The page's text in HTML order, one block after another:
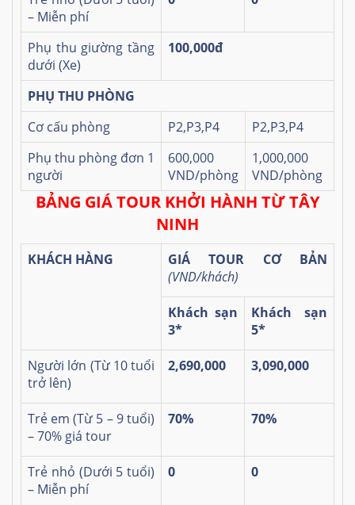
– Miễn phí
Phụ thu giường tầng
dưới (Xe)
100,000đ
PHỤ THU PHÒNG
Cơ cấu phòng
P2,P3,P4
P2,P3,P4
Phụ thu phòng đơn 1
người
600,000
VND/phòng
1,000,000
VND/phòng
BẢNG GIÁ TOUR KHỞI HÀNH TỪ TÂY
NINH
KHÁCH HÀNG
GIÁ TOUR CƠ BẢN
(VND/khách)
Khách sạn
3*
Khách sạn
5*
Người lớn (Từ 10 tuổi
trở lên)
2,690,000 3,090,000
Trẻ em (Từ 5 – 9 tuổi)
– 70% giá tour
70% 70%
Trẻ nhỏ (Dưới 5 tuổi)
– Miễn phí
0 0